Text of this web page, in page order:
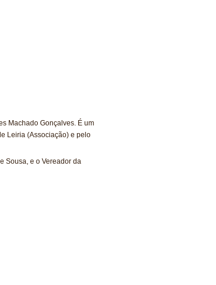
Machado Gonçalves. É um
Leiria (Associação) e pelo
Sousa, e o Vereador da